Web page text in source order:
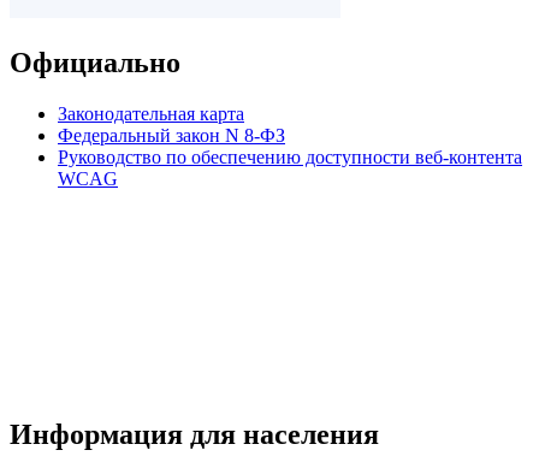
Официально
Законодательная карта
Федеральный закон N 8-ФЗ
Руководство по обеспечению доступности веб-контента
WCAG
Информация для населения